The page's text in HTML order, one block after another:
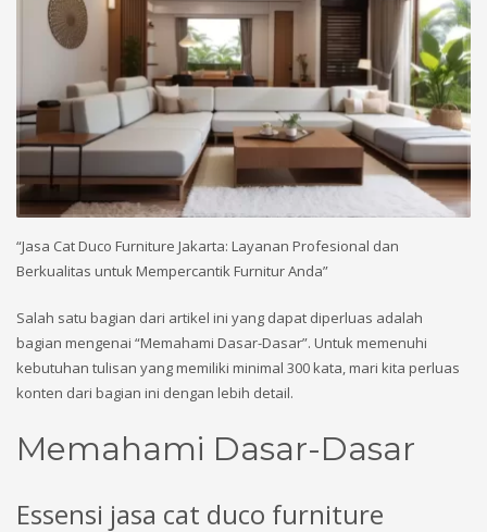
“Jasa Cat Duco Furniture Jakarta: Layanan Profesional dan
Berkualitas untuk Mempercantik Furnitur Anda”
Salah satu bagian dari artikel ini yang dapat diperluas adalah
bagian mengenai “Memahami Dasar-Dasar”. Untuk memenuhi
kebutuhan tulisan yang memiliki minimal 300 kata, mari kita perluas
konten dari bagian ini dengan lebih detail.
Memahami Dasar-Dasar
Essensi jasa cat duco furniture